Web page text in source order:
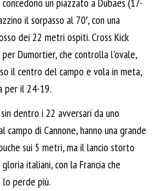
un piazzato a Dubaes (17-
il sorpasso al 70′, con una
dei 22 metri ospiti. Cross Kick
Dumortier, che controlla l’ovale,
il centro del campo e vola in meta,
per il 24-19.
dentro i 22 avversari da uno
di Cannone, hanno una grande
sui 5 metri, ma il lancio storto
italiani, con la Francia che
lo perde più.